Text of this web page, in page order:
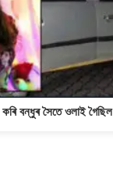
বন্ধুৰ সৈতে ওলাই